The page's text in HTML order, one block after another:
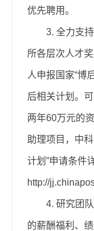
优先聘用。
3. 全力支
所各层次人才
人申报国家“博
后相关计划。
两年60万元的
助理项目，中
计划”申请条件
http://
4. 研究团
的薪酬福利、